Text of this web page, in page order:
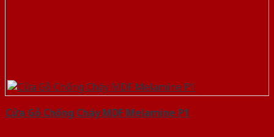
Cửa Gỗ Chống Cháy MDF Melamine P1